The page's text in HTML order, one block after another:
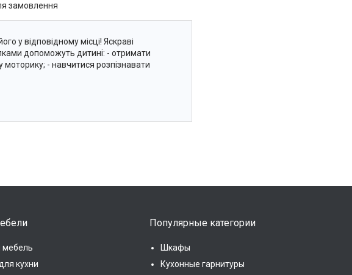
замовлення
у відповідному місці! Яскраві
допоможуть дитині: - отримати
- навчитися розпізнавати
мебель
кухни
Популярные категории
Шкафы
Кухонные гарнитуры